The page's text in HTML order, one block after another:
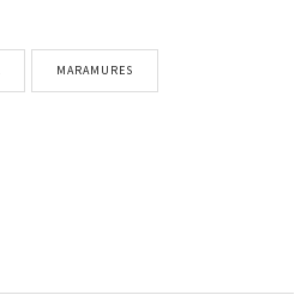
MARAMURES